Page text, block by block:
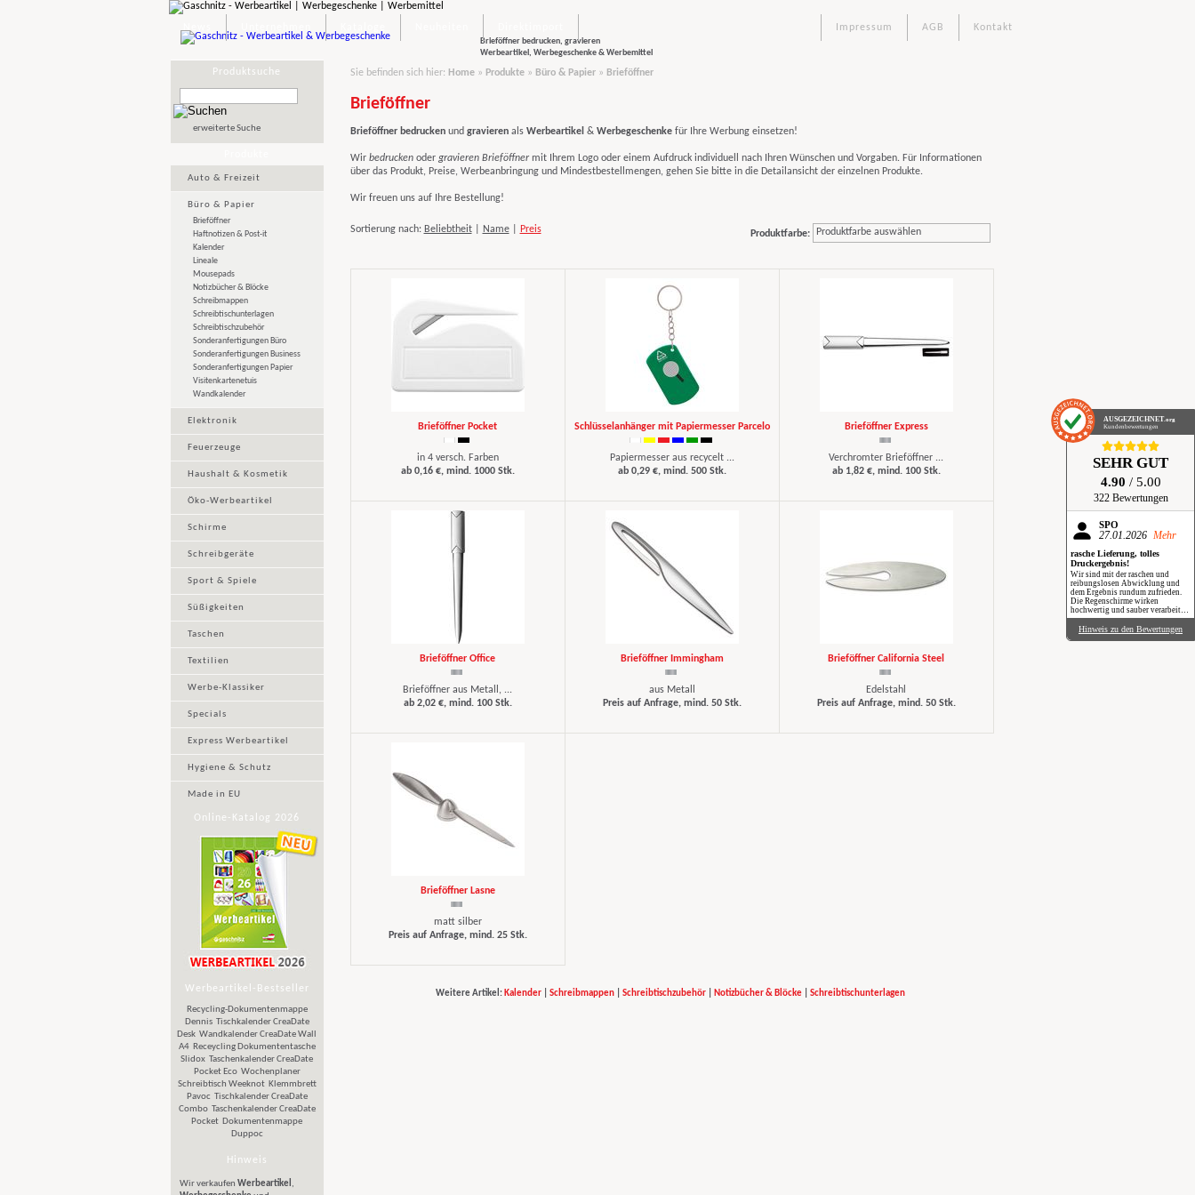
AUSGEZEICHNET .org
Kundenbewertungen
SEHR GUT
4.90 / 5.00
322 Bewertungen
SPÖ
27.01.2026 Mehr
rasche Lieferung, tolles
Druckergebnis!
Wir sind mit der raschen und
reibungslosen Abwicklung und
dem Ergebnis rundum zufrieden.
Die Regenschirme wirken
hochwertig und sauber verarbeitet.
Besonders positiv: Der Druck ist
gestochen scharf, farbintensiv und
auch bei genauerem Hinsehen sehr
Hinweis zu den Bewertungen
Brieföffner bedrucken, gravieren
Werbeartikel, Werbegeschenke & Werbemittel
Kontakt
AGB
Impressum
Produktsuche
erweiterte Suche
Auto & Freizeit
Büro & Papier
Brieföffner
Haftnotizen & Post-it
Kalender
Lineale
Mousepads
Notizbücher & Blöcke
Schreibmappen
Schreibtischunterlagen
Schreibtischzubehör
Sonderanfertigungen Büro
Sonderanfertigungen Business
Sonderanfertigungen Papier
Visitenkartenetuis
Wandkalender
Elektronik
Feuerzeuge
Haushalt & Kosmetik
Öko-Werbeartikel
Schirme
Schreibgeräte
Sport & Spiele
Süßigkeiten
Taschen
Textilien
Werbe-Klassiker
Specials
Express Werbeartikel
Hygiene & Schutz
Made in EU
Online-Katalog 2026
Werbeartikel-Bestseller
Recycling-Dokumentenmappe
Dennis Tischkalender CreaDate
Desk Wandkalender CreaDate Wall
A4 Receycling Dokumententasche
Slidox Taschenkalender CreaDate
Pocket Eco Wochenplaner
Schreibtisch Weeknot Klemmbrett
Pavoc Tischkalender CreaDate
Combo Taschenkalender CreaDate
Pocket Dokumentenmappe
Duppoc
Hinweis
Wir verkaufen Werbeartikel ,
Sie befinden sich hier: Home» Produkte» Büro & Papier» Brieföffner
Brieföffner
Brieföffnerbedruckenund gravierenals Werbeartikel & Werbegeschenkefür Ihre Werbung einsetzen!
Wir bedruckenoder gravieren Brieföffnermit Ihrem Logo oder einem Aufdruck individuell nach Ihren Wünschen und Vorgaben. Für Informationen
über das Produkt, Preise, Werbeanbringung und Mindestbestellmengen, gehen Sie bitte in die Detailansicht der einzelnen Produkte.
Wir freuen uns auf Ihre Bestellung!
Sortierung nach: Beliebtheit| Name| Preis Produktfarbe: Produktfarbe auswählen
Brieföffner Pocket
in 4 versch. Farben
ab 0,16 €, mind. 1000 Stk.
Schlüsselanhänger mit Papiermesser Parcelo
Papiermesser aus recycelt ...
ab 0,29 €, mind. 500 Stk.
Brieföffner Express
Verchromter Brieföffner ...
ab 1,82 €, mind. 100 Stk.
Brieföffner Office
Brieföffner aus Metall, ...
ab 2,02 €, mind. 100 Stk.
Brieföffner Immingham
aus Metall
Preis auf Anfrage, mind. 50 Stk.
Brieföffner California Steel
Edelstahl
Preis auf Anfrage, mind. 50 Stk.
Brieföffner Lasne
matt silber
Preis auf Anfrage, mind. 25 Stk.
Weitere Artikel: Kalender| Schreibmappen| Schreibtischzubehör| Notizbücher & Blöcke| Schreibtischunterlagen